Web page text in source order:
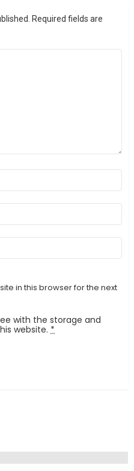
Required fields are
in this browser for the next
with the storage and
website. *